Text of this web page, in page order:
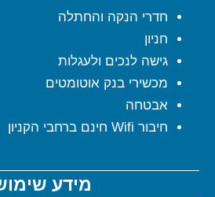
חדרי הנקה והחתלה
חניון
גישה לנכים ולעגלות
מכשירי בנק אוטומטים
אבטחה
חיבור Wifi חינם ברחבי הקניון
מידע